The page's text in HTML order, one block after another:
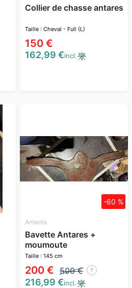
Collier de chasse antares
Taille : Cheval - Full (L)
150 €
162,99 €incl.
Antarès
Bavette Antares +
moumoute
Taille : 145 cm
200 € 500 € ?
-60 %
216,99 €incl.